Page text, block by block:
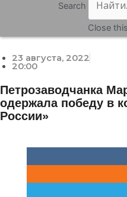
Search
Close
23 августа, 2022
20:00
Петрозаводчанка
одержала победу в
России»